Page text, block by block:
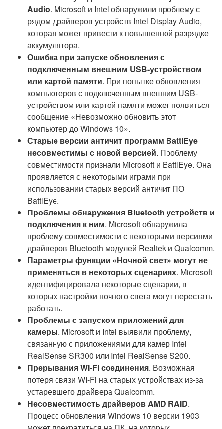
Audio. Microsoft и Intel обнаружили проблему с
рядом драйверов устройств Intel Display Audio,
которая может привести к повышенной разрядке
аккумулятора.
Ошибка при запуске обновления с
подключенным внешним USB-устройством
или картой памяти. При попытке обновления
компьютеров с подключенным внешним USB-
устройством или картой памяти может появиться
сообщение «Невозможно обновить этот
компьютер до Windows 10».
Старые версии античит программ BattlEye
несовместимы с новой версией. Проблему
совместимости признали Microsoft и BattlEye. Она
проявляется с некоторыми играми при
использовании старых версий античит ПО
BattlEye.
Проблемы обнаружения Bluetooth устройств и
подключения к ним. Microsoft обнаружила
проблему совместимости с некоторыми версиями
драйверов Bluetooth модулей Realtek и Qualcomm.
Параметры функции «Ночной свет» могут не
применяться в некоторых сценариях. Microsoft
идентифицировала некоторые сценарии, в
которых настройки ночного света могут перестать
работать.
Проблемы с запуском приложений для
камеры. Microsoft и Intel выявили проблему,
связанную с приложениями для камер Intel
RealSense SR300 или Intel RealSense S200.
Прерывания WI-Fi соединения. Возможная
потеря связи WI-Fi на старых устройствах из-за
устаревшего драйвера Qualcomm.
Несовместимость драйверов AMD RAID.
Процесс обновления Windows 10 версии 1903